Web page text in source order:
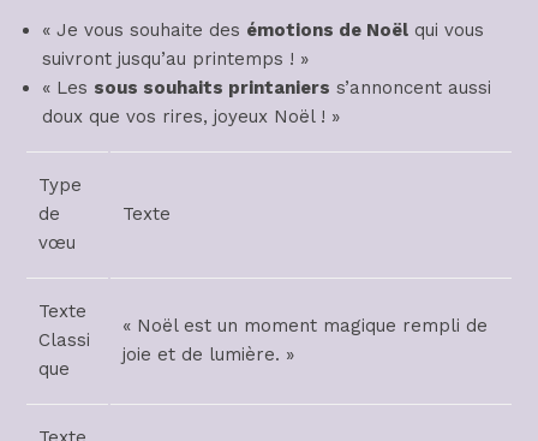
« Je vous souhaite des émotions de Noël qui vous
suivront jusqu’au printemps ! »
« Les sous souhaits printaniers s’annoncent aussi
doux que vos rires, joyeux Noël ! »
Type
de
vœu
Texte
Texte
Classi
que
« Noël est un moment magique rempli de
joie et de lumière. »